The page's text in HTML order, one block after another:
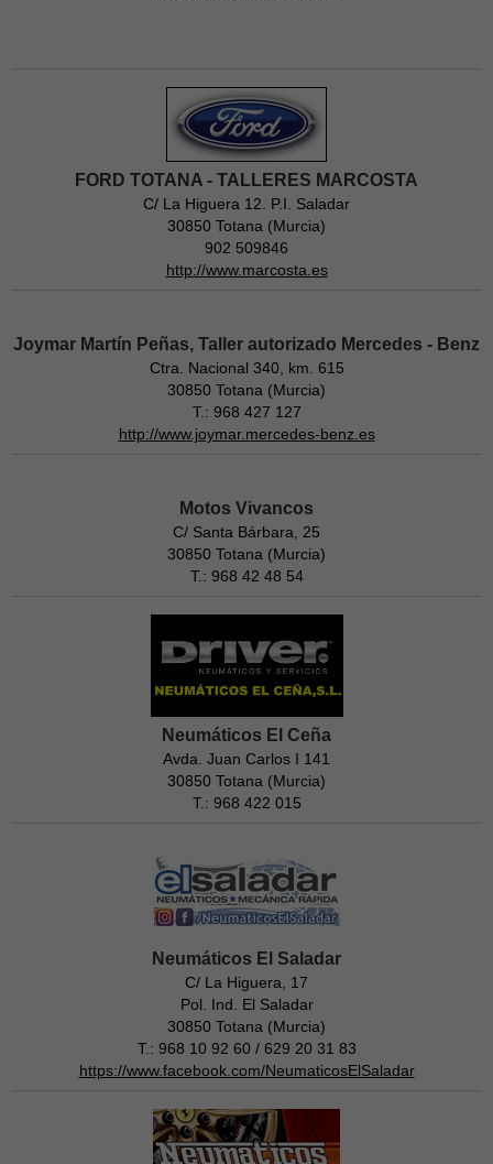
FORD TOTANA - TALLERES MARCOSTA
C/ La Higuera 12. P.I. Saladar
30850 Totana (Murcia)
902 509846
http://www.marcosta.es
Joymar Martín Peñas, Taller autorizado Mercedes - Benz
Ctra. Nacional 340, km. 615
30850 Totana (Murcia)
T.: 968 427 127
http://www.joymar.mercedes-benz.es
Motos Vivancos
C/ Santa Bárbara, 25
30850 Totana (Murcia)
T.: 968 42 48 54
Neumáticos El Ceña
Avda. Juan Carlos I 141
30850 Totana (Murcia)
T.: 968 422 015
Neumáticos El Saladar
C/ La Higuera, 17
Pol. Ind. El Saladar
30850 Totana (Murcia)
T.: 968 10 92 60 / 629 20 31 83
https://www.facebook.com/NeumaticosElSaladar